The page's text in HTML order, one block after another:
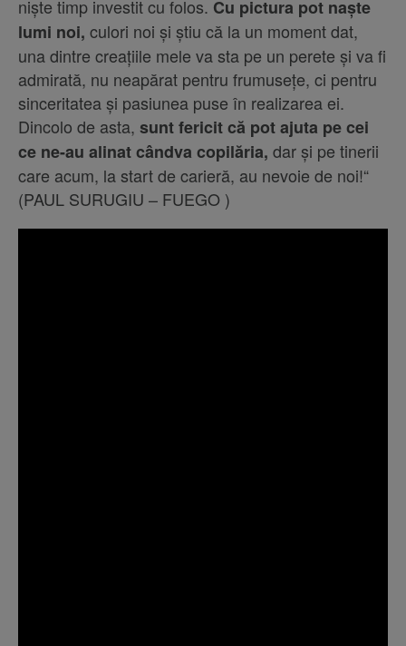
niște timp investit cu folos. Cu pictura pot naște
lumi noi, culori noi și știu că la un moment dat,
una dintre creațiile mele va sta pe un perete și va fi
admirată, nu neapărat pentru frumusețe, ci pentru
sinceritatea și pasiunea puse în realizarea ei.
Dincolo de asta, sunt fericit că pot ajuta pe cei
ce ne-au alinat cândva copilăria, dar și pe tinerii
care acum, la start de carieră, au nevoie de noi!“
(PAUL SURUGIU – FUEGO )